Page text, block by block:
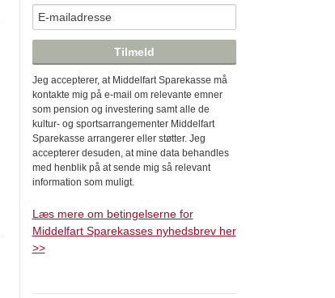
Jeg accepterer, at Middelfart Sparekasse må
kontakte mig på e-mail om relevante emner
som pension og investering samt alle de
kultur- og sportsarrangementer Middelfart
Sparekasse arrangerer eller støtter. Jeg
accepterer desuden, at mine data behandles
med henblik på at sende mig så relevant
information som muligt.
Læs mere om betingelserne for
Middelfart Sparekasses nyhedsbrev her
>>